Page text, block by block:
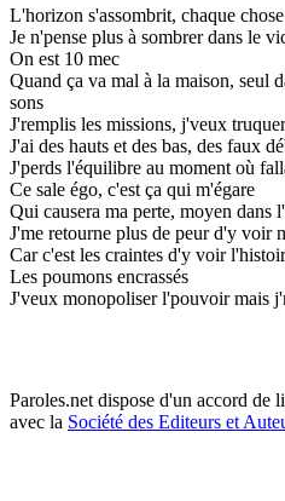
L'horizon s'assombrit, chaque
Je n'pense plus à sombrer dans le
On est 10 mec
Quand ça va mal à la maison, seul
sons
J'remplis les missions, j'veux
J'ai des hauts et des bas, des faux
J'perds l'équilibre au moment où
Ce sale égo, c'est ça qui m'égare
Qui causera ma perte, moyen dans
J'me retourne plus de peur d'y voir
Car c'est les craintes d'y voir
Les poumons encrassés
J'veux monopoliser l'pouvoir mais
Paroles.net dispose d'un accord de
avec la Société des Editeurs et